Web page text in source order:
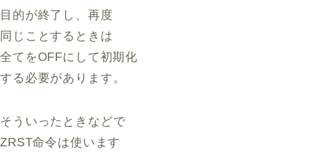
目的が終了し、再度
同じことするときは
全てをOFFにして初期化
する必要があります。
そういったときなどで
ZRST命令は使います